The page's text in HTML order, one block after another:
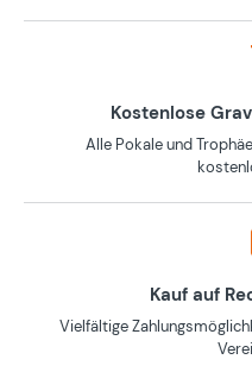
Kostenlose
Alle Pokale und
Kauf auf
Vielfältige